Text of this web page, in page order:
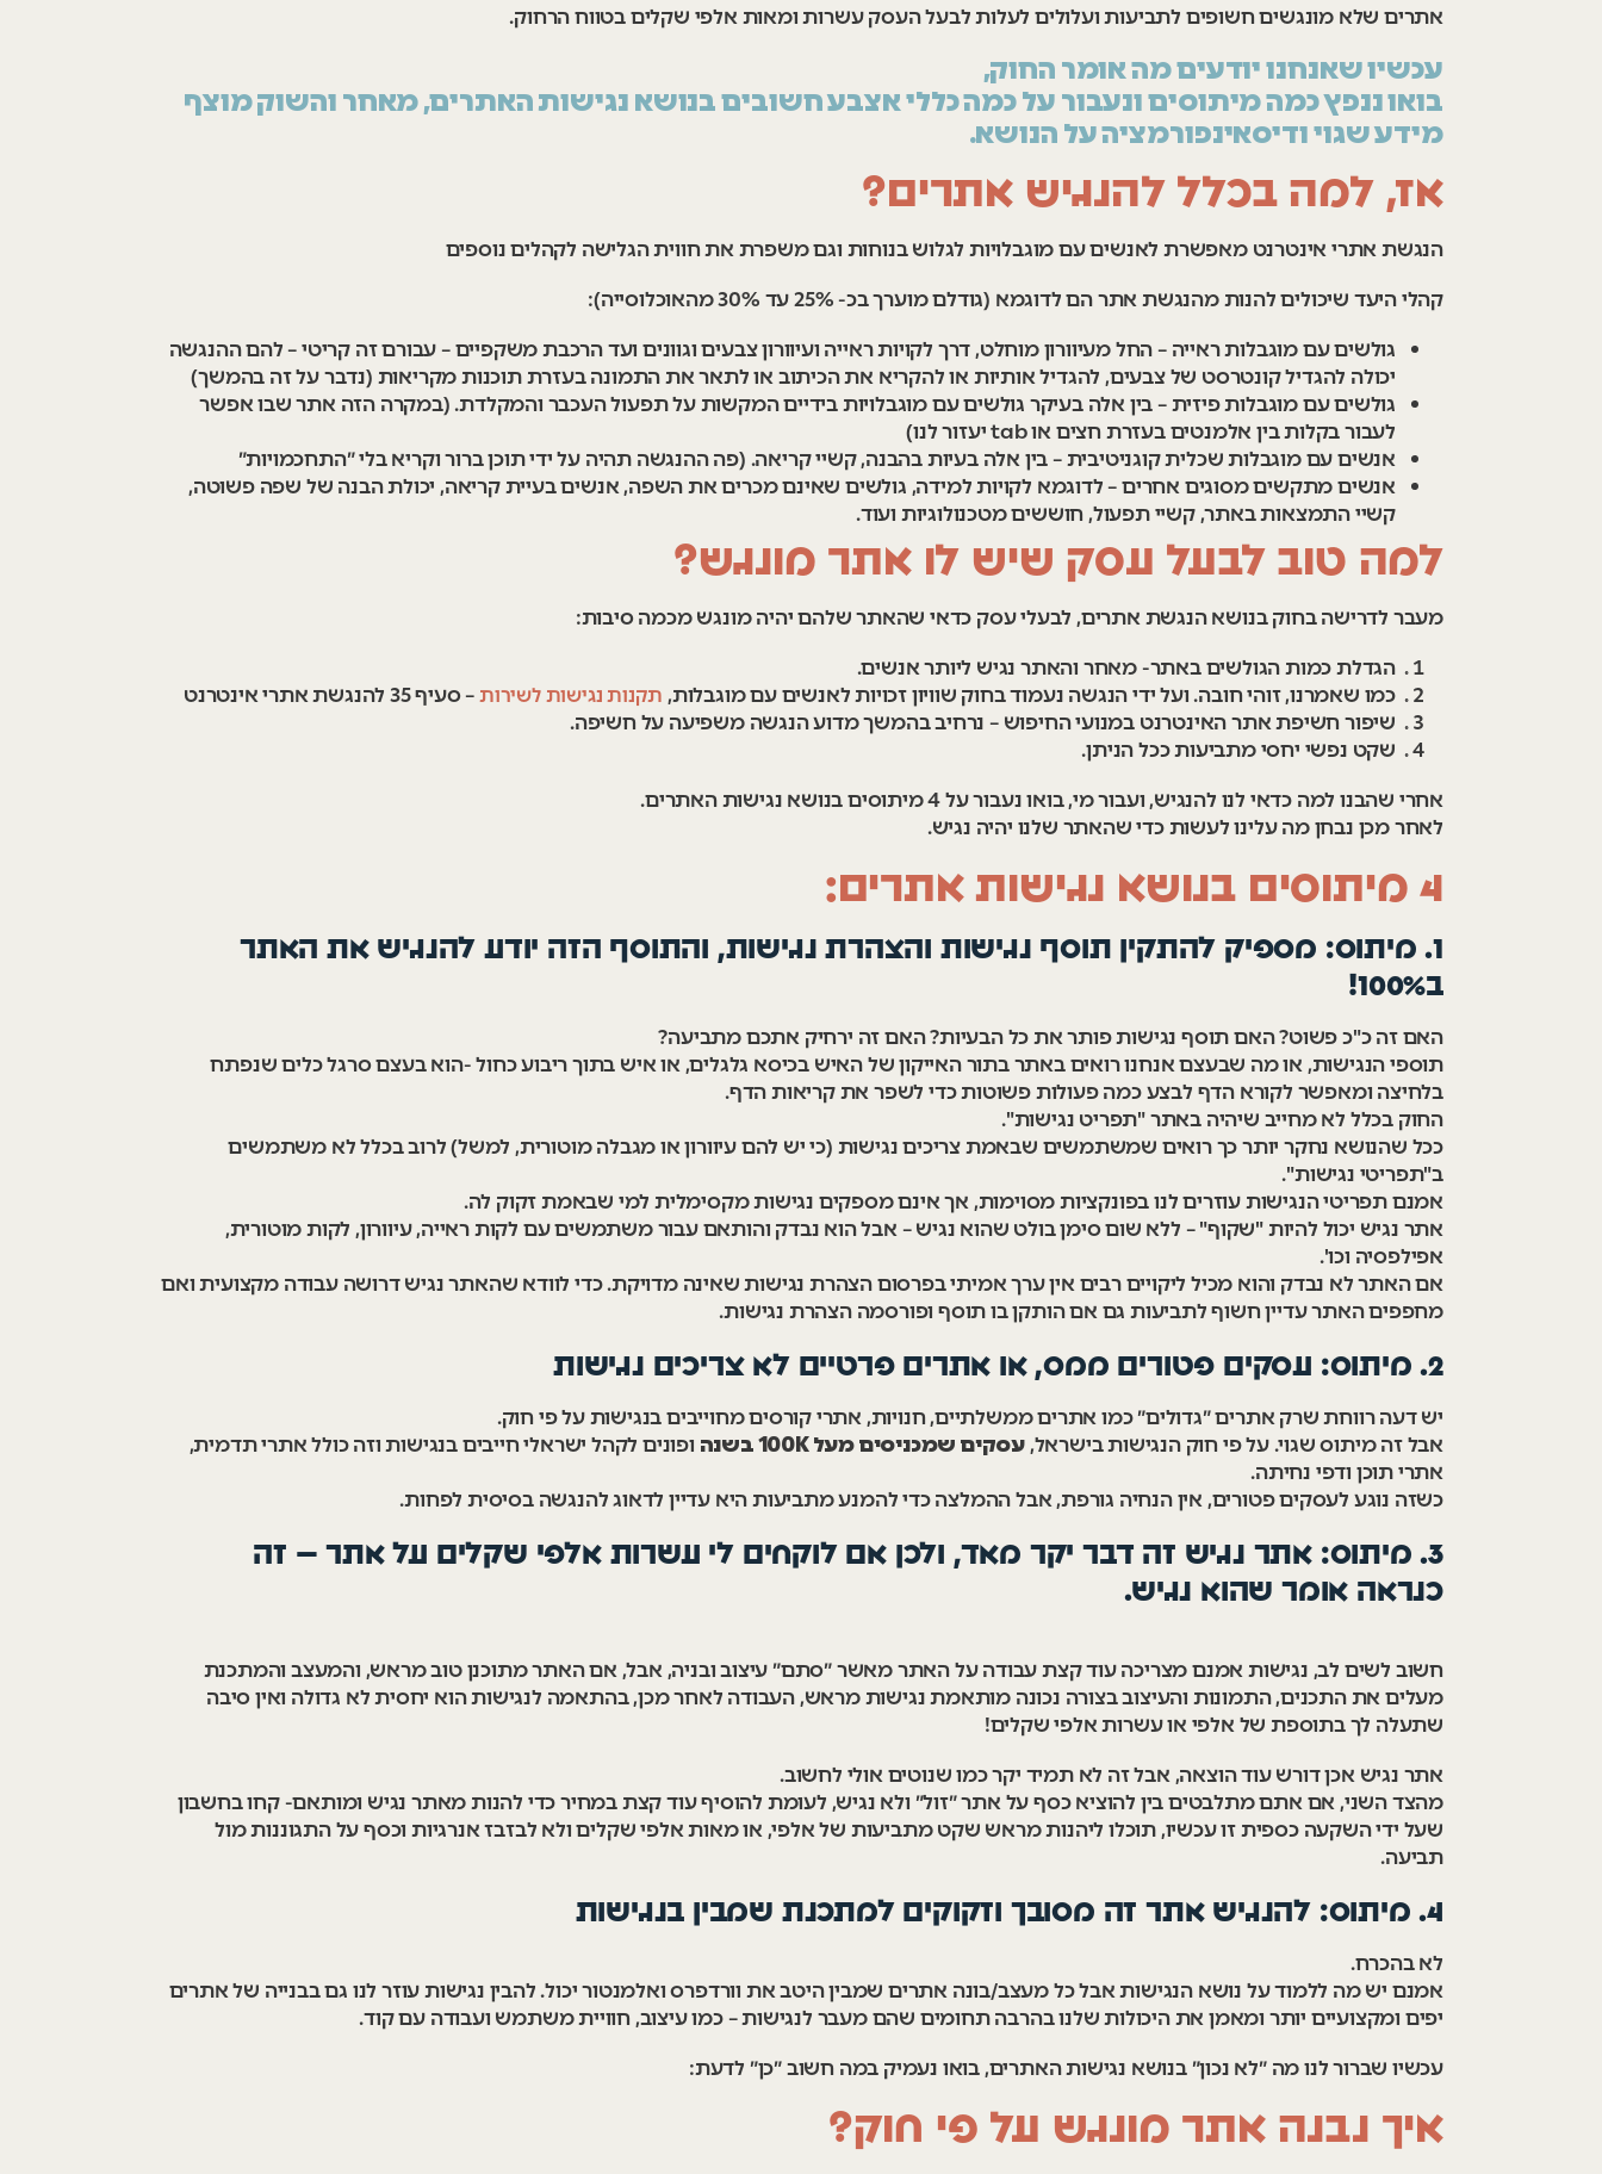
אתרים שלא מונגשים חשופים לתביעות ועלולים לעלות לבעל העסק עשרות ומאות אלפי שקלים בטווח הרחוק.
עכשיו שאנחנו יודעים מה אומר החוק,
בואו ננפץ כמה מיתוסים ונעבור על כמה כללי אצבע חשובים בנושא נגישות האתרים, מאחר והשוק מוצף
מידע שגוי ודיסאינפורמציה על הנושא.
אז, למה בכלל להנגיש אתרים?
הנגשת אתרי אינטרנט מאפשרת לאנשים עם מוגבלויות לגלוש בנוחות וגם משפרת את חווית הגלישה לקהלים נוספים
קהלי היעד שיכולים להנות מהנגשת אתר הם לדוגמא (גודלם מוערך בכ- 25% עד 30% מהאוכלוסייה):
גולשים עם מוגבלות ראייה – החל מעיוורון מוחלט, דרך לקויות ראייה ועיוורון צבעים וגוונים ועד הרכבת משקפיים – עבורם זה קריטי – להם ההנגשה
יכולה להגדיל קונטרסט של צבעים, להגדיל אותיות או להקריא את הכיתוב או לתאר את התמונה בעזרת תוכנות מקריאות (נדבר על זה בהמשך)
גולשים עם מוגבלות פיזית – בין אלה בעיקר גולשים עם מוגבלויות בידיים המקשות על תפעול העכבר והמקלדת. (במקרה הזה אתר שבו אפשר
לעבור בקלות בין אלמנטים בעזרת חצים או tab יעזור לנו)
אנשים עם מוגבלות שכלית קוגניטיבית – בין אלה בעיות בהבנה, קשיי קריאה. (פה ההנגשה תהיה על ידי תוכן ברור וקריא בלי ״התחכמויות״
אנשים מתקשים מסוגים אחרים – לדוגמא לקויות למידה, גולשים שאינם מכרים את השפה, אנשים בעיית קריאה, יכולת הבנה של שפה פשוטה,
קשיי התמצאות באתר, קשיי תפעול, חוששים מטכנולוגיות ועוד.
למה טוב לבעל עסק שיש לו אתר מונגש?
מעבר לדרישה בחוק בנושא הנגשת אתרים, לבעלי עסק כדאי שהאתר שלהם יהיה מונגש מכמה סיבות:
הגדלת כמות הגולשים באתר- מאחר והאתר נגיש ליותר אנשים.
כמו שאמרנו, זוהי חובה. ועל ידי הנגשה נעמוד בחוק שוויון זכויות לאנשים עם מוגבלות, תקנות נגישות לשירות– סעיף 35 להנגשת אתרי אינטרנט
שיפור חשיפת אתר האינטרנט במנועי החיפוש – נרחיב בהמשך מדוע הנגשה משפיעה על חשיפה.
שקט נפשי יחסי מתביעות ככל הניתן.
אחרי שהבנו למה כדאי לנו להנגיש, ועבור מי, בואו נעבור על 4 מיתוסים בנושא נגישות האתרים.
לאחר מכן נבחן מה עלינו לעשות כדי שהאתר שלנו יהיה נגיש.
4 מיתוסים בנושא נגישות אתרים:
1. מיתוס: מספיק להתקין תוסף נגישות והצהרת נגישות, והתוסף הזה יודע להנגיש את האתר
ב100%!
האם זה כ"כ פשוט? האם תוסף נגישות פותר את כל הבעיות? האם זה ירחיק אתכם מתביעה?
תוספי הנגישות, או מה שבעצם אנחנו רואים באתר בתור האייקון של האיש בכיסא גלגלים, או איש בתוך ריבוע כחול -הוא בעצם סרגל כלים שנפתח
בלחיצה ומאפשר לקורא הדף לבצע כמה פעולות פשוטות כדי לשפר את קריאות הדף.
החוק בכלל לא מחייב שיהיה באתר "תפריט נגישות".
ככל שהנושא נחקר יותר כך רואים שמשתמשים שבאמת צריכים נגישות (כי יש להם עיוורון או מגבלה מוטורית, למשל) לרוב בכלל לא משתמשים
ב"תפריטי נגישות".
אמנם תפריטי הנגישות עוזרים לנו בפונקציות מסוימות, אך אינם מספקים נגישות מקסימלית למי שבאמת זקוק לה.
אתר נגיש יכול להיות "שקוף" – ללא שום סימן בולט שהוא נגיש – אבל הוא נבדק והותאם עבור משתמשים עם לקות ראייה, עיוורון, לקות מוטורית,
אפילפסיה וכו'.
אם האתר לא נבדק והוא מכיל ליקויים רבים אין ערך אמיתי בפרסום הצהרת נגישות שאינה מדויקת. כדי לוודא שהאתר נגיש דרושה עבודה מקצועית ואם
מחפפים האתר עדיין חשוף לתביעות גם אם הותקן בו תוסף ופורסמה הצהרת נגישות.
2. מיתוס: עסקים פטורים ממס, או אתרים פרטיים לא צריכים נגישות
יש דעה רווחת שרק אתרים ״גדולים״ כמו אתרים ממשלתיים, חנויות, אתרי קורסים מחוייבים בנגישות על פי חוק.
אבל זה מיתוס שגוי. על פי חוק הנגישות בישראל, עסקים שמכניסים מעל 100K בשנה
ופונים לקהל ישראלי חייבים בנגישות וזה כולל אתרי תדמית,
אתרי תוכן ודפי נחיתה.
כשזה נוגע לעסקים פטורים, אין הנחיה גורפת, אבל ההמלצה כדי להמנע מתביעות היא עדיין לדאוג להנגשה בסיסית לפחות.
3. מיתוס: אתר נגיש זה דבר יקר מאד, ולכן אם לוקחים לי עשרות אלפי שקלים על אתר – זה
כנראה אומר שהוא נגיש.
חשוב לשים לב, נגישות אמנם מצריכה עוד קצת עבודה על האתר מאשר ״סתם״ עיצוב ובניה, אבל, אם האתר מתוכנן טוב מראש, והמעצב והמתכנת
מעלים את התכנים, התמונות והעיצוב בצורה נכונה מותאמת נגישות מראש, העבודה לאחר מכן, בהתאמה לנגישות הוא יחסית לא גדולה ואין סיבה
שתעלה לך בתוספת של אלפי או עשרות אלפי שקלים!
אתר נגיש אכן דורש עוד הוצאה, אבל זה לא תמיד יקר כמו שנוטים אולי לחשוב.
מהצד השני, אם אתם מתלבטים בין להוציא כסף על אתר ״זול״ ולא נגיש, לעומת להוסיף עוד קצת במחיר כדי להנות מאתר נגיש ומותאם- קחו בחשבון
שעל ידי השקעה כספית זו עכשיו, תוכלו ליהנות מראש שקט מתביעות של אלפי, או מאות אלפי שקלים ולא לבזבז אנרגיות וכסף על התגוננות מול
תביעה.
4. מיתוס: להנגיש אתר זה מסובך וזקוקים למתכנת שמבין בנגישות
לא בהכרח.
אמנם יש מה ללמוד על נושא הנגישות אבל כל מעצב/בונה אתרים שמבין היטב את וורדפרס ואלמנטור יכול. להבין נגישות עוזר לנו גם בבנייה של אתרים
יפים ומקצועיים יותר ומאמן את היכולות שלנו בהרבה תחומים שהם מעבר לנגישות – כמו עיצוב, חוויית משתמש ועבודה עם קוד.
עכשיו שברור לנו מה ״לא נכון״ בנושא נגישות האתרים, בואו נעמיק במה חשוב ״כן״ לדעת:
איך נבנה אתר מונגש על פי חוק?